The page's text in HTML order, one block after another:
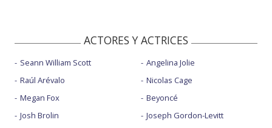
ACTORES Y ACTRICES
Seann William Scott
Raúl Arévalo
Megan Fox
Josh Brolin
Angelina Jolie
Nicolas Cage
Beyoncé
Joseph Gordon-Levitt